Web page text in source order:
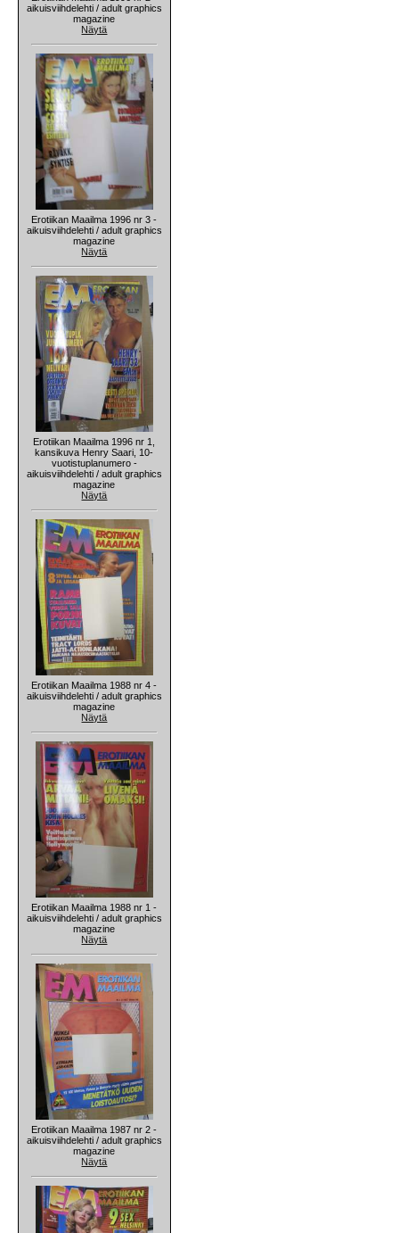
aikuisviihdelehti / adult graphics
magazine
Näytä
Erotiikan Maailma 1996 nr 3 -
aikuisviihdelehti / adult graphics
magazine
Näytä
Erotiikan Maailma 1996 nr 1,
kansikuva Henry Saari, 10-
vuotistuplanumero -
aikuisviihdelehti / adult graphics
magazine
Näytä
Erotiikan Maailma 1988 nr 4 -
aikuisviihdelehti / adult graphics
magazine
Näytä
Erotiikan Maailma 1988 nr 1 -
aikuisviihdelehti / adult graphics
magazine
Näytä
Erotiikan Maailma 1987 nr 2 -
aikuisviihdelehti / adult graphics
magazine
Näytä